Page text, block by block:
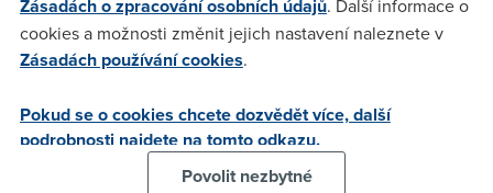
Souhlas ADSL od Nextry je naprosto nepoužitelné, jednání
firmy Nextra je v souvislosti stím více než arogantní... Nextra
zneužívá svého jména a velikosti kapitálu... vlastní smlouvy i
smlouvy, které podepsala... a Snaží se za každou cenu
vytřískat co nejvíce peněz... ADSL od Nextry bylo opravdu
dobré a neměl jsem s nima nejmenší potíže, ale se
Zásadách o zpracování osobních údajů. Další informace o
cookies a možnosti změnit jejich nastavení naleznete v
Zásadách používání cookies.
Pokud se o cookies chcete dozvědět více, další
podrobnosti najdete na tomto odkazu.
Povolit nezbytné